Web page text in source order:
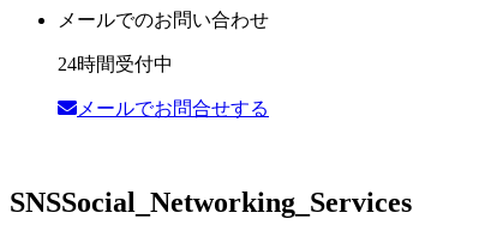
メールでのお問い合わせ
24時間受付中
メールでお問合せする
SNSSocial_Networking_Services